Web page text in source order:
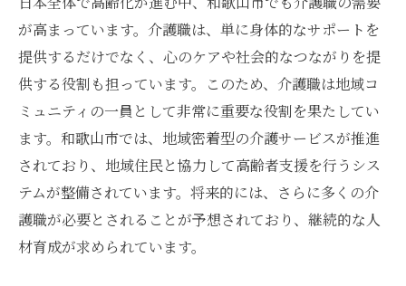
が高まっています。介護職は、単に身体的なサポートを
提供するだけでなく、心のケアや社会的なつながりを提
供する役割も担っています。このため、介護職は地域コ
ミュニティの一員として非常に重要な役割を果たしてい
ます。和歌山市では、地域密着型の介護サービスが推進
されており、地域住民と協力して高齢者支援を行うシス
テムが整備されています。将来的には、さらに多くの介
護職が必要とされることが予想されており、継続的な人
材育成が求められています。